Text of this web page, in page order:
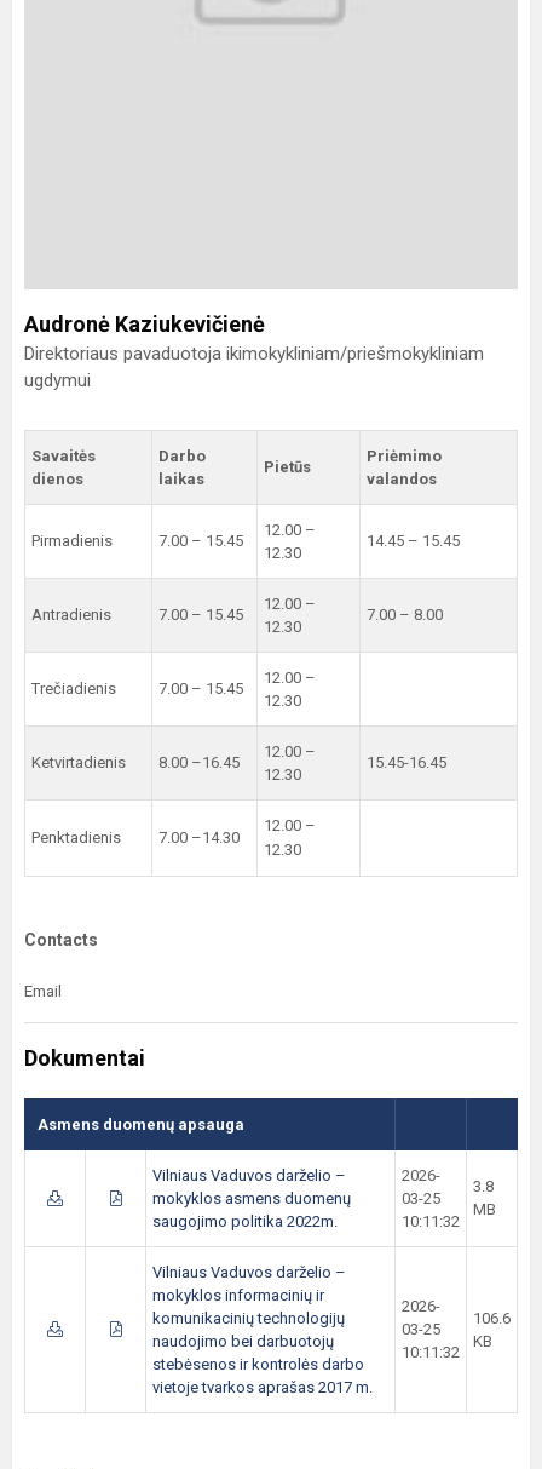
Audronė Kaziukevičienė
Direktoriaus pavaduotoja ikimokykliniam/priešmokykliniam
ugdymui
Savaitės
dienos
Darbo
laikas
Pietūs
Priėmimo
valandos
Pirmadienis 7.00 – 15.45
12.00 –
12.30
14.45 – 15.45
Antradienis 7.00 – 15.45
12.00 –
12.30
7.00 – 8.00
Trečiadienis 7.00 – 15.45
12.00 –
12.30
Ketvirtadienis 8.00 –16.45
12.00 –
12.30
15.45-16.45
Penktadienis 7.00 –14.30
12.00 –
12.30
Contacts
Email
Dokumentai
Asmens duomenų apsauga
Vilniaus Vaduvos darželio –
mokyklos asmens duomenų
saugojimo politika 2022m.
2026-
03-25
10:11:32
3.8
MB
Vilniaus Vaduvos darželio –
mokyklos informacinių ir
komunikacinių technologijų
naudojimo bei darbuotojų
stebėsenos ir kontrolės darbo
vietoje tvarkos aprašas 2017 m.
2026-
03-25
10:11:32
106.6
KB